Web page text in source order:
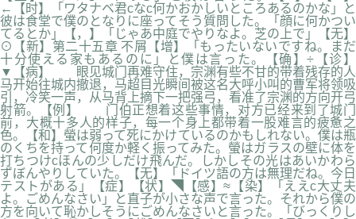
←【时】「ワタナベ君cなc何かおかしいところあるのかな」と
彼は食堂で僕のとなりに座ってそう質問した。「顔に何かつい
てるとか」【，】「じゃあ中庭でやりなよ。芝の上で」【无】
⊙【新】第二十五章 不屑【增】「もったいないですね。まだ
十分使える家もあるのに」と僕は言った。【确】÷【诊】
▼【病】 眼见城门再难守住，宗渊有些不甘的带着残存的人
马开始往城内撤退，马超目光瞬间被这名大呼小叫的曹军将领吸
引，冷笑一声，从马背上摘下一把强弓，看准了宗渊的方向开弓
射箭。【例】 门伯正想着这些事情，对方已经来到了城门
前，大概十多人的样子，每一个身上都带着一股难言的疲惫之
色。【和】螢は弱って死にかけているのかもしれない。僕は瓶
のくちを持って何度か軽く振ってみた。螢はガラスの壁に体を
打ちつけcほんの少しだけ飛んだ。しかしその光はあいかわら
ずぼんやりしていた。【无】「ドイツ語の方は無理だね。今日
テストがある」【症】【状】◥【感】≈【染】「ええc大丈夫
よ。ごめんなさい」と直子が小さな声で言った。それから僕の
方を向いて恥かしそうにごめんなさいと言った。「びっくりし